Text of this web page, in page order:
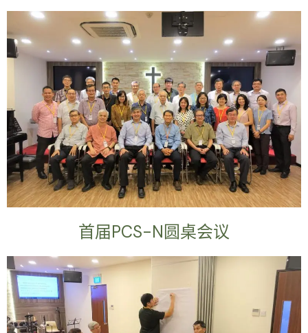
首届PCS-N圆桌会议